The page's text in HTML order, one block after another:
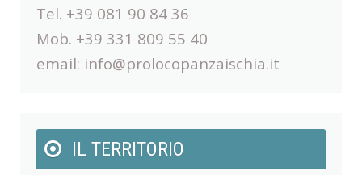
Tel. +39 081 90 84 36
Mob. +39 331 809 55 40
email: info@prolocopanzaischia.it
IL TERRITORIO